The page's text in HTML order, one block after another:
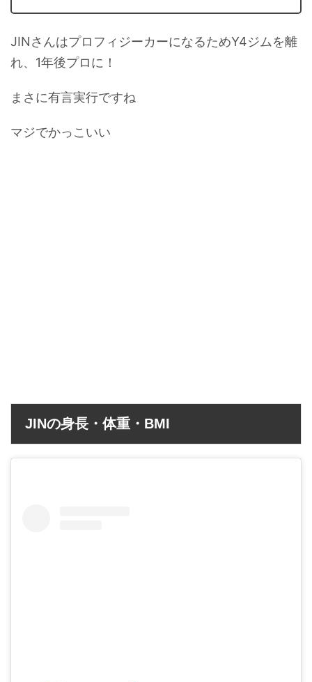
JINさんはプロフィジーカーになるためY4ジムを離
れ、1年後プロに！
まさに有言実行ですね
マジでかっこいい
JINの身長・体重・BMI